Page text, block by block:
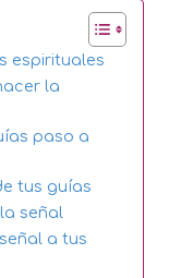
espirituales
la
paso a
tus guías
señal
a tus